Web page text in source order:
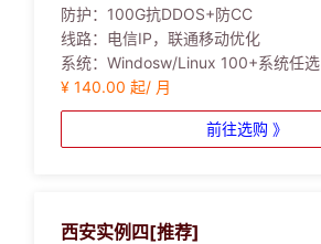
防护： 100G抗DDOS+防CC
线路： 电信IP，联通移动优化
系统： Windosw/Linux 100+系统任选
¥ 140.00 起/ 月
前往选购 》
西安实例四[推荐]